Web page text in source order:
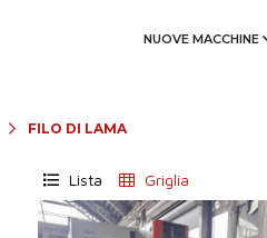
NUOVE MACCHINE
FILO DI LAMA
Lista Griglia